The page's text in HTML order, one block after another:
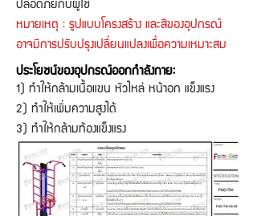
ปลอดภัยกับผู้ใช้
หมายเหตุ : รูปแบบโครงสร้าง และสีของอุปกรณ์
อาจมีการปรับปรุงเปลี่ยนแปลงเพื่อความเหมาะสม
ประโยชน์ของอุปกรณ์ออกกำลังกาย:
1) ทำให้กล้ามเนื้อแขน หัวไหล่ หน้าอก แข็งแรง
2) ทำให้เพิ่มความสูงได้
3) ทำให้กล้ามท้องแข็งแรง